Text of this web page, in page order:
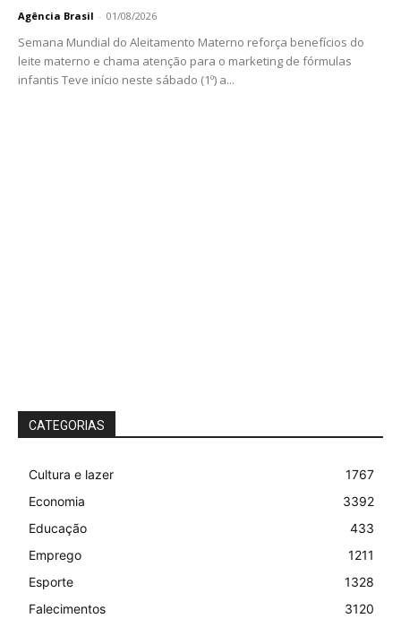
Agência Brasil - 01/08/2026
Semana Mundial do Aleitamento Materno reforça benefícios do
leite materno e chama atenção para o marketing de fórmulas
infantis Teve início neste sábado (1º) a...
CATEGORIAS
Cultura e lazer
1767
Economia
3392
Educação
433
Emprego
1211
Esporte
1328
Falecimentos
3120